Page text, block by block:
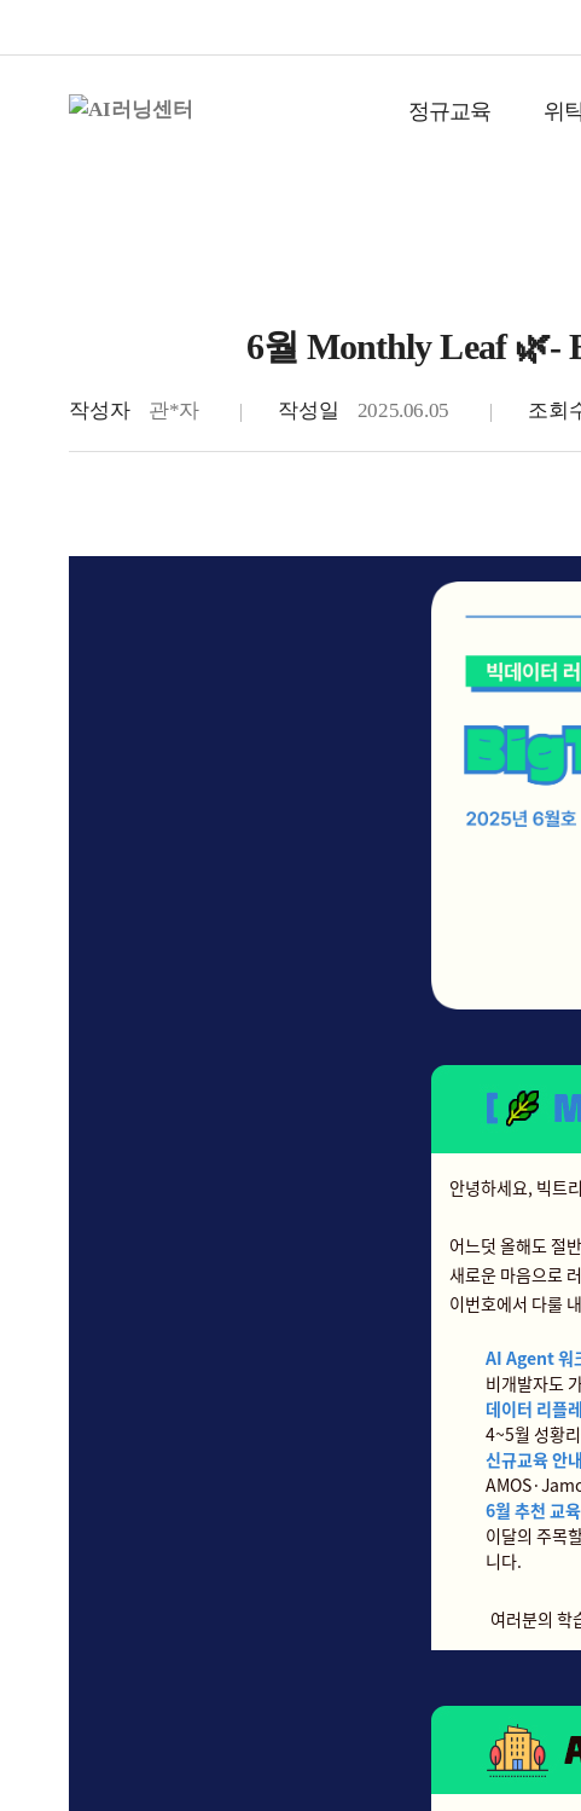
정규교육 위
6월 Monthly Leaf 🌿-
작성자 관*자 작성일 2025.06.05 조회
안녕하세요, 빅트
어느덧 올해도 절
새로운 마음으로
이번호에서 다룰
AI Agent 워
비개발자도
데이터 리플
4~5월 성황
신규교육 안내
6월 추천 교육
이달의 주목
니다.
여러분의 학